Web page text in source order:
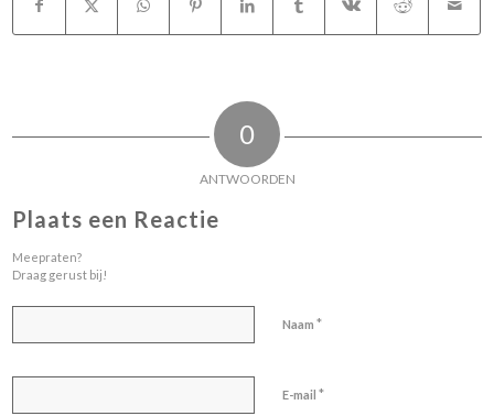
0
ANTWOORDEN
Plaats een Reactie
Meepraten?
Draag gerust bij!
Naam*
E-mail*